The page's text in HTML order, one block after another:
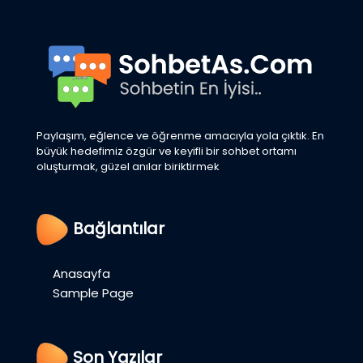
Paylaşım, eğlence ve öğrenme amacıyla yola çıktık. En
büyük hedefimiz özgür ve keyifli bir sohbet ortamı
oluşturmak, güzel anılar biriktirmek
Bağlantılar
Anasayfa
Sample Page
Son Yazılar